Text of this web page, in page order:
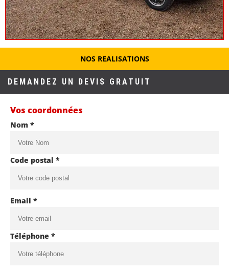
NOS REALISATIONS
DEMANDEZ UN DEVIS GRATUIT
Vos coordonnées
Nom *
Code postal *
Email *
Téléphone *